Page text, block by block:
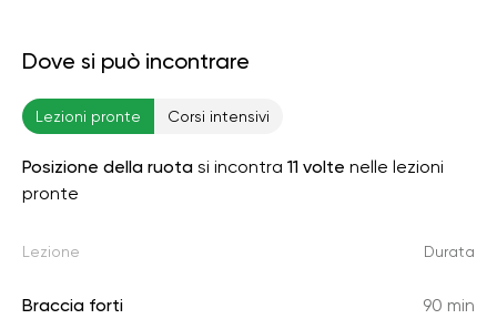
Dove si può incontrare
Lezioni pronte Corsi intensivi
Posizione della ruota si incontra 11 volte nelle lezioni
pronte
Lezione Durata
Braccia forti 90 min